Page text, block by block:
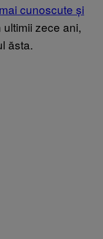
cunoscute și
ultimii zece ani,
ăsta.